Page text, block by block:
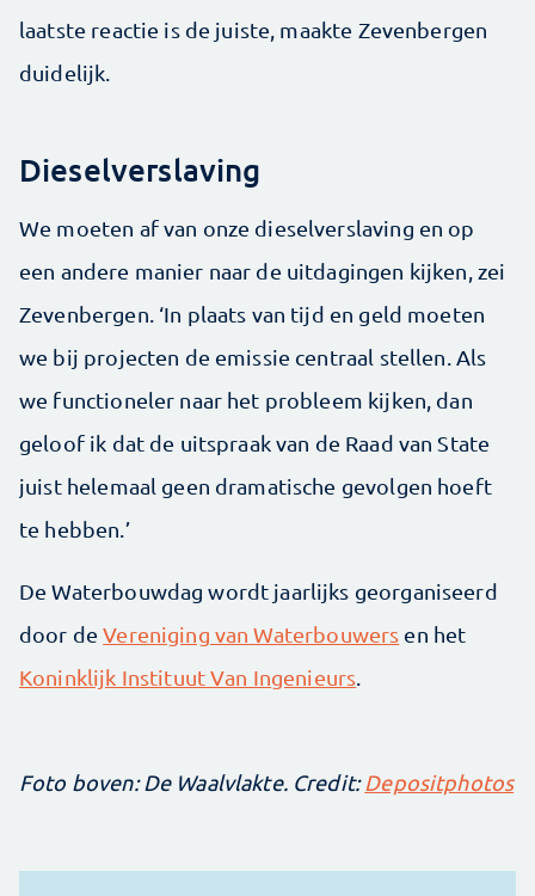
laatste reactie is de juiste, maakte Zevenbergen
duidelijk.
Dieselverslaving
We moeten af van onze dieselverslaving en op
een andere manier naar de uitdagingen kijken, zei
Zevenbergen. ‘In plaats van tijd en geld moeten
we bij projecten de emissie centraal stellen. Als
we functioneler naar het probleem kijken, dan
geloof ik dat de uitspraak van de Raad van State
juist helemaal geen dramatische gevolgen hoeft
te hebben.’
De Waterbouwdag wordt jaarlijks georganiseerd
door deVereniging van Waterbouwers en het
Koninklijk Instituut Van Ingenieurs
Foto boven: De Waalvlakte. Credit:Depositphotos